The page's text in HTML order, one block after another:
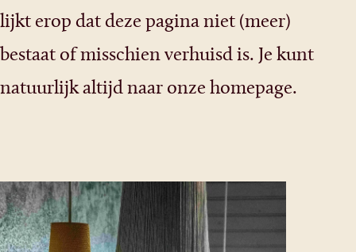
lijkt erop dat deze pagina niet (meer)
bestaat of misschien verhuisd is. Je kunt
natuurlijk altijd naar onze homepage.